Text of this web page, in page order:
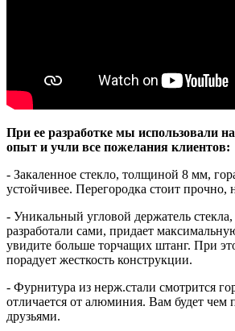
При ее разработке мы использовали
опыт и учли все пожелания клиентов:
- Закаленное стекло, толщиной 8 мм,
устойчивее. Перегородка стоит прочно,
- Уникальный угловой держатель
разработали сами, придает
увидите больше торчащих штанг. При
порадует жесткость конструкции.
- Фурнитура из нерж.стали смотрится
отличается от алюминия. Вам будет чем
друзьями.